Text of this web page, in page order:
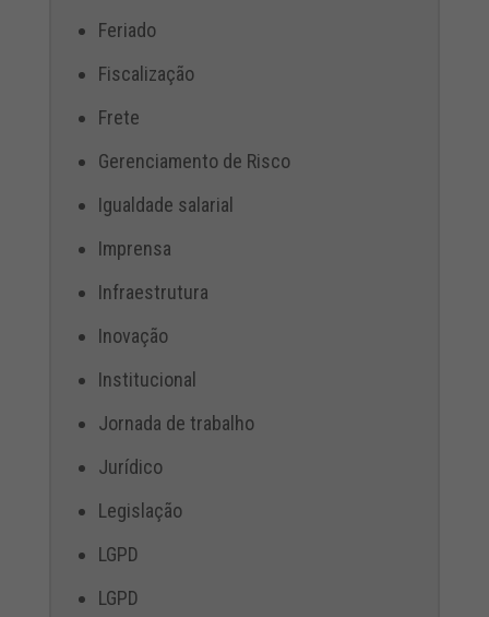
Feriado
Fiscalização
Frete
Gerenciamento de Risco
Igualdade salarial
Imprensa
Infraestrutura
Inovação
Institucional
Jornada de trabalho
Jurídico
Legislação
LGPD
LGPD